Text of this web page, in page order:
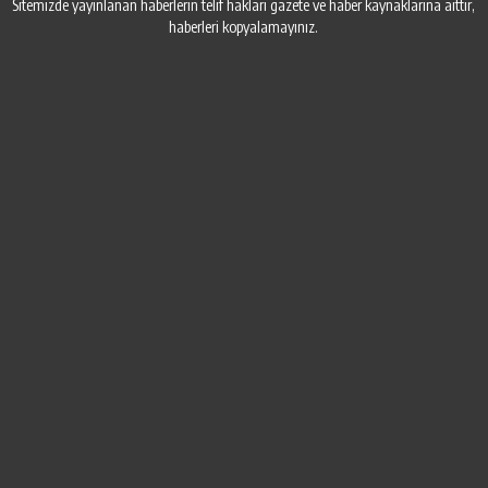
Sitemizde yayınlanan haberlerin telif hakları gazete ve haber kaynaklarına aittir,
haberleri kopyalamayınız.